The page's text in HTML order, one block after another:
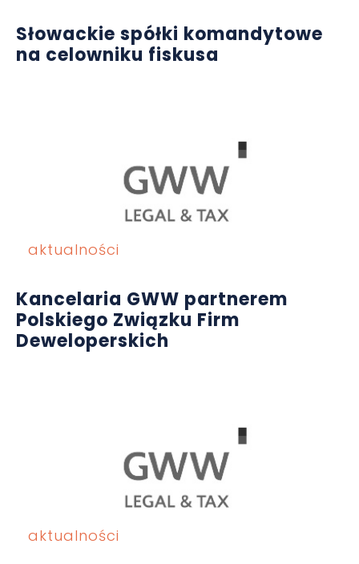
Słowackie spółki komandytowe
na celowniku fiskusa
aktualności
Kancelaria GWW partnerem
Polskiego Związku Firm
Deweloperskich
aktualności